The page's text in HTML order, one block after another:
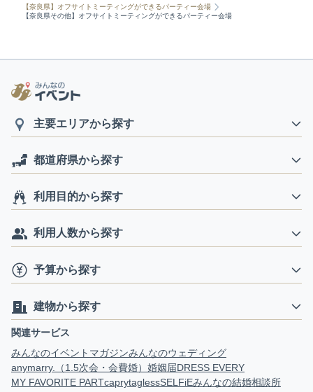
【奈良県】オフサイトミーティングができるパーティー会場
【奈良県その他】オフサイトミーティングができるパーティー会場
主要エリアから探す
都道府県から探す
利用目的から探す
利用人数から探す
予算から探す
建物から探す
関連サービス
みんなのイベントマガジンみんなのウェディング
anymarry.（1.5次会・会費婚） 婚姻届DRESS EVERY
MY FAVORITE PARTcaprytaglessSELFiEみんなの結婚相談所